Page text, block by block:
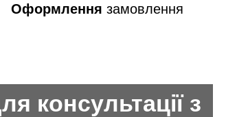
Оформлення замовлення
консультації з